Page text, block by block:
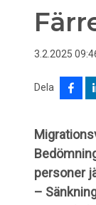
3.2.2025
Dela
personer
–